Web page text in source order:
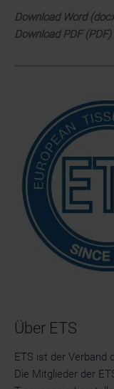
Download Word
Download PDF (PDF)
Über ETS
ETS ist der Verband
Die Mitglieder der